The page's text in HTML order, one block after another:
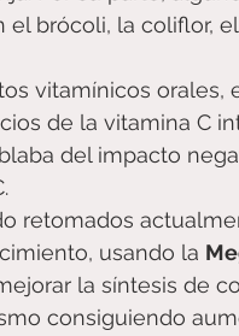
brócoli, la coliflor,
vitamínicos orales,
de la vitamina C
del impacto
retomados
usando la
la síntesis de
consiguiendo